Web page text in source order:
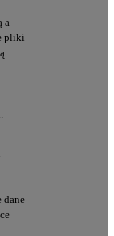
a
pliki
dane